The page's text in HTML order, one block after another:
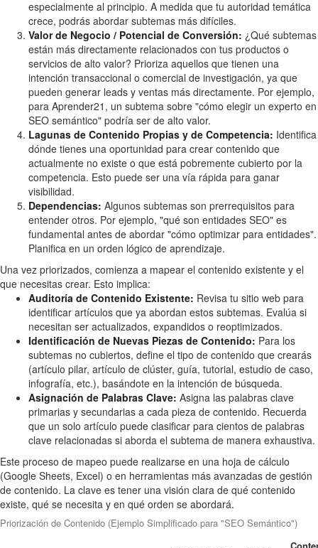
especialmente al principio. A medida que tu autoridad temática
crece, podrás abordar subtemas más difíciles.
Valor de Negocio / Potencial de Conversión: ¿Qué subtemas
están más directamente relacionados con tus productos o
servicios de alto valor? Prioriza aquellos que tienen una
intención transaccional o comercial de investigación, ya que
pueden generar leads y ventas más directamente. Por ejemplo,
para Aprender21, un subtema sobre "cómo elegir un experto en
SEO semántico" podría ser de alto valor.
Lagunas de Contenido Propias y de Competencia: Identifica
dónde tienes una oportunidad para crear contenido que
actualmente no existe o que está pobremente cubierto por la
competencia. Esto puede ser una vía rápida para ganar
visibilidad.
Dependencias: Algunos subtemas son prerrequisitos para
entender otros. Por ejemplo, "qué son entidades SEO" es
fundamental antes de abordar "cómo optimizar para entidades".
Planifica en un orden lógico de aprendizaje.
Una vez priorizados, comienza a mapear el contenido existente y el
que necesitas crear. Esto implica:
Auditoría de Contenido Existente: Revisa tu sitio web para
identificar artículos que ya abordan estos subtemas. Evalúa si
necesitan ser actualizados, expandidos o reoptimizados.
Identificación de Nuevas Piezas de Contenido: Para los
subtemas no cubiertos, define el tipo de contenido que crearás
(artículo pilar, artículo de clúster, guía, tutorial, estudio de caso,
infografía, etc.), basándote en la intención de búsqueda.
Asignación de Palabras Clave: Asigna las palabras clave
primarias y secundarias a cada pieza de contenido. Recuerda
que un solo artículo puede clasificar para cientos de palabras
clave relacionadas si aborda el subtema de manera exhaustiva.
Este proceso de mapeo puede realizarse en una hoja de cálculo
(Google Sheets, Excel) o en herramientas más avanzadas de gestión
de contenido. La clave es tener una visión clara de qué contenido
existe, qué se necesita y en qué orden se abordará.
Priorización de Contenido (Ejemplo Simplificado para "SEO Semántico")